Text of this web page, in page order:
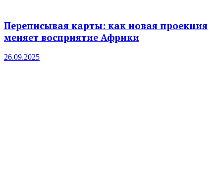
Переписывая карты: как новая проекция
меняет восприятие Африки
26.09.2025